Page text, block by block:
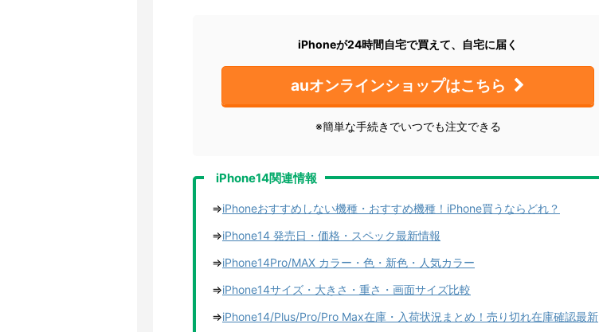
iPhoneが24時間自宅で買えて、自宅に届く
auオンラインショップはこちら
※簡単な手続きでいつでも注文できる
iPhone14関連情報
⇒iPhoneおすすめしない機種・おすすめ機種！iPhone買うならどれ？
⇒iPhone14 発売日・価格・スペック最新情報
⇒iPhone14Pro/MAX カラー・色・新色・人気カラー
⇒iPhone14サイズ・大きさ・重さ・画面サイズ比較
⇒iPhone14/Plus/Pro/Pro Max在庫・入荷状況まとめ！売り切れ在庫確認最新